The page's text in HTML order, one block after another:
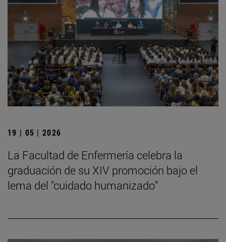
19 | 05 | 2026
La Facultad de Enfermería celebra la
graduación de su XIV promoción bajo el
lema del "cuidado humanizado"